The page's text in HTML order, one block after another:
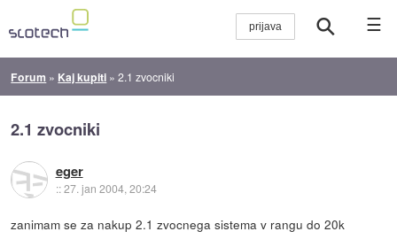
☰
Forum » Kaj kupiti »2.1 zvocniki
2.1 zvocniki
eger
::27. jan 2004, 20:24
zanimam se za nakup 2.1 zvocnega sistema v rangu do 20k